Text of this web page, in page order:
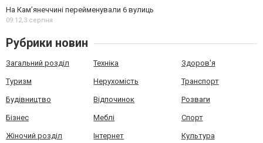
На Камʼянеччині перейменували 6 вулиць
09:12,3 серпня
Рубрики новин
Загальний розділ Техніка Здоров'я
Туризм Нерухомість Транспорт
Будівництво Відпочинок Розваги
Бізнес Меблі Спорт
Жіночий розділ Інтернет Культура